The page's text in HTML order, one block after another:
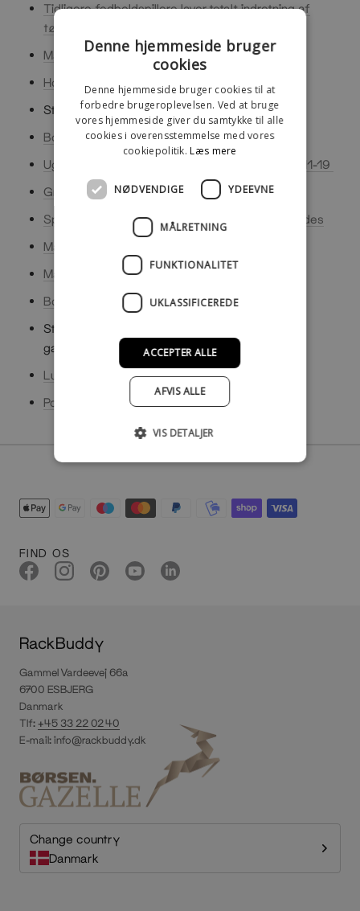
Tidligere fodboldspillere laver totalt indretning af
tøjbutik
MadogBolig - Trends - 2016 Nummer 1
Houzz - Nye designere du skal holde øje med
Stylestories - mine rå og lækre tøjstativer
Boligmagasinet - No 188 - September
Uglyfat Magazine - 7th issue : "trouble" - side 11-19
Greyslacks - With love, Rackbuddy
Sportsfanplus - Maskuline tøjstativer - ja, de findes
MadogBolig magasin - 2015 Nummer 9
MadogBolig magasin - 2015 Nummer 6
Boligblog.com
Stylestories - Fornyelse og organisering af
garderoben
Lullumut - lækre tøjstativer
Polyvore - Your Buddy Rackbuddy
FIND OS
RackBuddy
Gammel Vardeevej 66a
6700 ESBJERG
Danmark
Tlf:+45 33 22 02 40
E-mail:info@rackbuddy.dk
Change country
Danmark
Denne hjemmeside bruger
cookies
Denne hjemmeside bruger cookies til at
forbedre brugeroplevelsen. Ved at bruge
vores hjemmeside giver du samtykke til alle
cookies i overensstemmelse med vores
cookiepolitik.Læs mere
NØDVENDIGE YDEEVNE
MÅLRETNING
FUNKTIONALITET
UKLASSIFICEREDE
ACCEPTER ALLE
AFVIS ALLE
VIS DETALJER